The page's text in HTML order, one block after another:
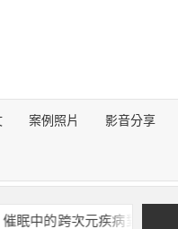
案例照片 影音分享
跨次元疾病對話錄